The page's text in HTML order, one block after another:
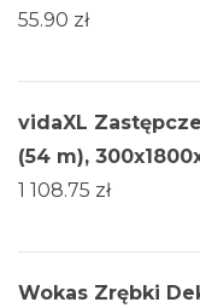
55.90 zł
vidaXL
(54 m),
1 108.75 zł
Wokas Zrębki